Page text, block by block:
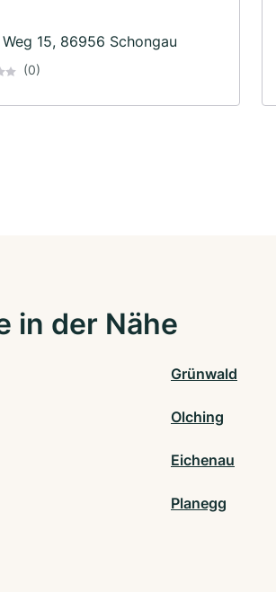
15, 86956 Schongau
(0)
in der Nähe
Grünwald
Olching
Eichenau
Planegg